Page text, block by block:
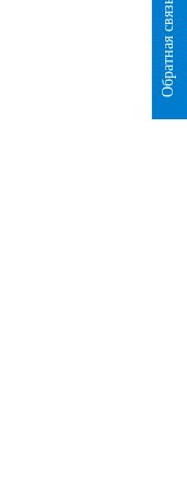
Обратная связь